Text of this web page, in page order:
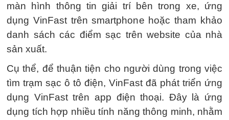
màn hình thông tin giải trí bên trong xe, ứng
dụng VinFast trên smartphone hoặc tham khảo
danh sách các điểm sạc trên website của nhà
sản xuất.
Cụ thể, để thuận tiện cho người dùng trong việc
tìm trạm sạc ô tô điện, VinFast đã phát triển ứng
dụng VinFast trên app điện thoại. Đây là ứng
dụng tích hợp nhiều tính năng thông minh, nhằm